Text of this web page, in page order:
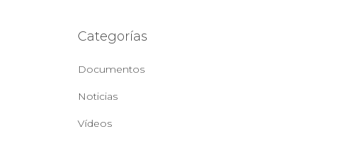
Categorías
Documentos
Noticias
Vídeos